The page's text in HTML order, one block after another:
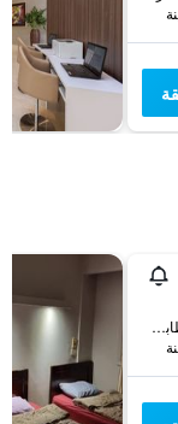
4 شارع سوق التوفيقية، الطابق 5، وسط البلد, القاهرة, مصر